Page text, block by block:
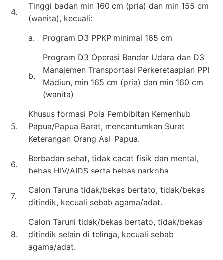
4.
Tinggi badan min 160 cm (pria) dan min 155 cm
(wanita), kecuali:
a.
Program D3 PPKP minimal 165 cm
b.
Program D3 Operasi Bandar Udara dan D3
Manajemen Transportasi Perkeretaapian PPI
Madiun, min 165 cm (pria) dan min 160 cm
(wanita)
5.
Khusus formasi Pola Pembibitan Kemenhub
Papua/Papua Barat, mencantumkan Surat
Keterangan Orang Asli Papua.
6.
Berbadan sehat, tidak cacat fisik dan mental,
bebas HIV/AIDS serta bebas narkoba.
7.
Calon Taruna tidak/bekas bertato, tidak/bekas
ditindik, kecuali sebab agama/adat.
8.
Calon Taruni tidak/bekas bertato, tidak/bekas
ditindik selain di telinga, kecuali sebab
agama/adat.